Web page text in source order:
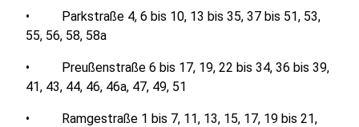
• Parkstraße 4, 6 bis 10, 13 bis 35, 37 bis 51, 53,
55, 56, 58, 58a
• Preußenstraße 6 bis 17, 19, 22 bis 34, 36 bis 39,
41, 43, 44, 46, 46a, 47, 49, 51
• Ramgestraße 1 bis 7, 11, 13, 15, 17, 19 bis 21,